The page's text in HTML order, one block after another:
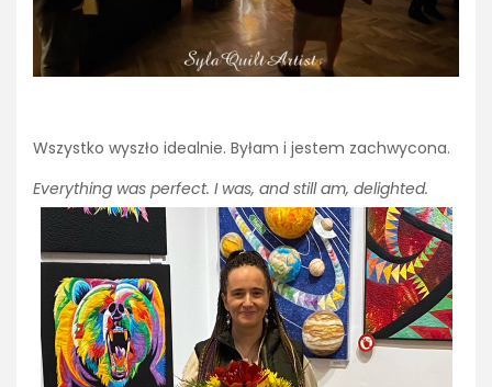
Wszystko wyszło idealnie. Byłam i jestem zachwycona.
Everything was perfect. I was, and still am, delighted.